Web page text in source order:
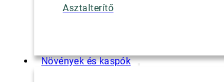
Asztalterítő
Növények és kaspók